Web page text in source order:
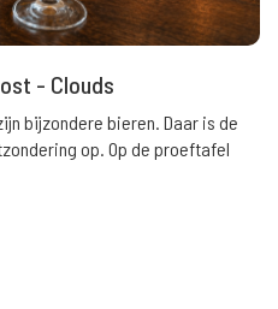
- Clouds
bijzondere bieren. Daar is de
op. Op de proeftafel